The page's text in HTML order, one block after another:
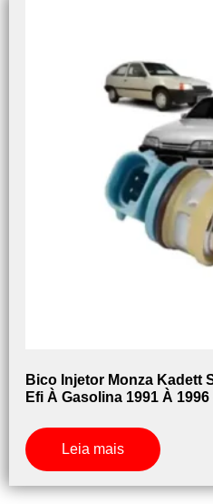
Bico Injetor Monza Kadett
Efi À Gasolina 1991 À
Leia mais